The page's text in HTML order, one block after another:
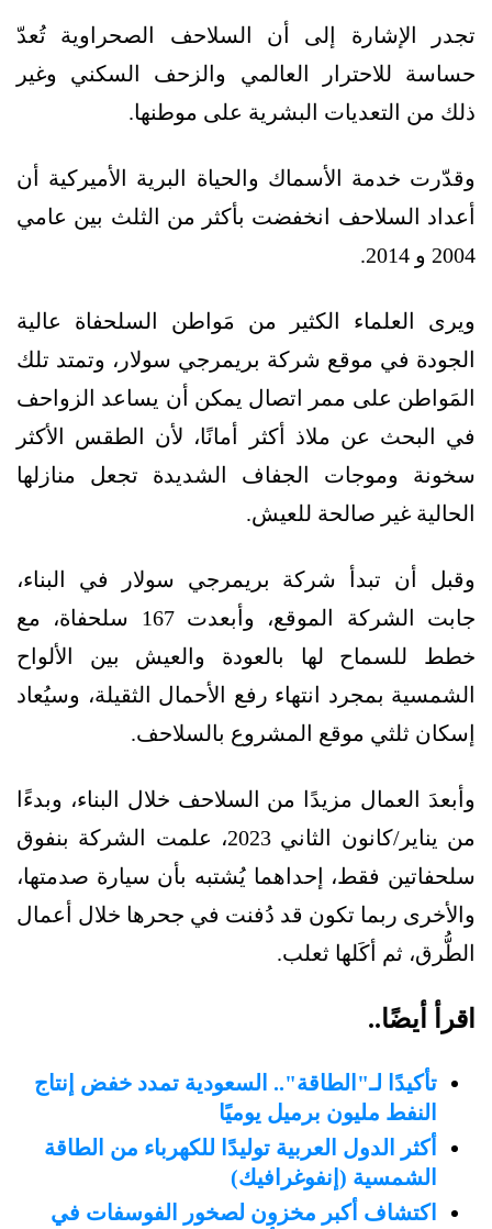
تجدر الإشارة إلى أن السلاحف الصحراوية تُعدّ
حساسة للاحترار العالمي والزحف السكني وغير
ذلك من التعديات البشرية على موطنها.
وقدّرت خدمة الأسماك والحياة البرية الأميركية أن
أعداد السلاحف انخفضت بأكثر من الثلث بين عامي
2004 و 2014.
ويرى العلماء الكثير من مَواطن السلحفاة عالية
الجودة في موقع شركة بريمرجي سولار، وتمتد تلك
المَواطن على ممر اتصال يمكن أن يساعد الزواحف
في البحث عن ملاذ أكثر أمانًا، لأن الطقس الأكثر
سخونة وموجات الجفاف الشديدة تجعل منازلها
الحالية غير صالحة للعيش.
وقبل أن تبدأ شركة بريمرجي سولار في البناء،
جابت الشركة الموقع، وأبعدت 167 سلحفاة، مع
خطط للسماح لها بالعودة والعيش بين الألواح
الشمسية بمجرد انتهاء رفع الأحمال الثقيلة، وسيُعاد
إسكان ثلثي موقع المشروع بالسلاحف.
وأبعدَ العمال مزيدًا من السلاحف خلال البناء، وبدءًا
من يناير/كانون الثاني 2023، علمت الشركة بنفوق
سلحفاتين فقط، إحداهما يُشتبه بأن سيارة صدمتها،
والأخرى ربما تكون قد دُفنت في جحرها خلال أعمال
الطُّرق، ثم أكَلها ثعلب.
اقرأ أيضًا..
تأكيدًا لـ"الطاقة".. السعودية تمدد خفض إنتاج
النفط مليون برميل يوميًا
أكثر الدول العربية توليدًا للكهرباء من الطاقة
الشمسية (إنفوغرافيك)
اكتشاف أكبر مخزون لصخور الفوسفات في